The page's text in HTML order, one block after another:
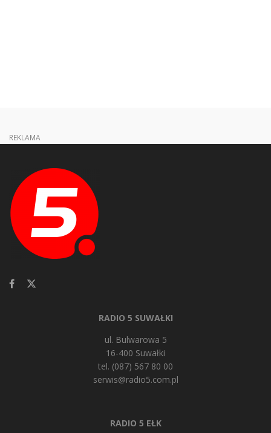
REKLAMA
RADIO 5 SUWAŁKI
ul. Bulwarowa 5
16-400 Suwałki
tel. (087) 567 80 00
serwis@radio5.com.pl
RADIO 5 EŁK